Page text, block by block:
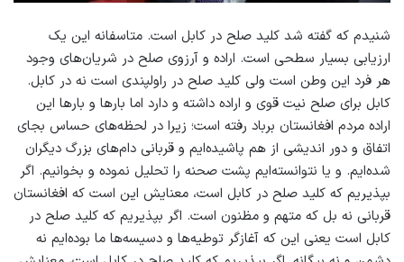
شنیدم که گفته شد کلید صلح در کابل است. متاسفانه این یک
ارزیابی بسیار سطحی است. اراده و آرزوی صلح در شریان‌های وجود
هر فرد این وطن است ولی کلید صلح در راولپندی است نه در کابل.
کابل برای صلح نیت قوی و اراده داشته و دارد اما بارها و بارها این
اراده مردم افغانستان برباد رفته است؛ زیرا در لحظه‌های حساس بجای
اتفاق و دور اندیشی از هم پاشیده‌ایم و قربانی دام‌های بزرگ دیگران
شده‌ایم. و یا نتوانسته‌ایم پشت صحنه را تحلیل نموده و بخوانیم. اگر
بپذیریم که کلید صلح در کابل است، معنایش این است که افغانستان
قربانی نه بل که متهم و مظنون است. اگر بپذیریم که کلید صلح در
کابل است یعنی این که آغازگر توطیه‌ها و دسیسه‌ها ما بوده‌ایم نه